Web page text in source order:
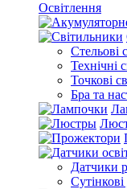
Освітлення
Стельові
Технічні
Точкові
Бра та
Датчики